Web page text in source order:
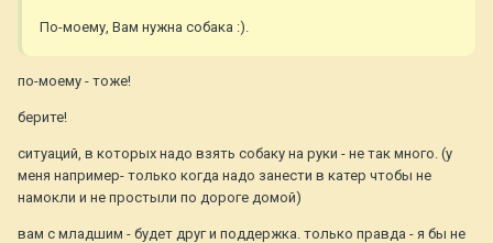
По-моему, Вам нужна собака :).
по-моему - тоже!
берите!
ситуаций, в которых надо взять собаку на руки - не так много. (у
меня например- только когда надо занести в катер чтобы не
намокли и не простыли по дороге домой)
вам с младшим - будет друг и поддержка. только правда - я бы не